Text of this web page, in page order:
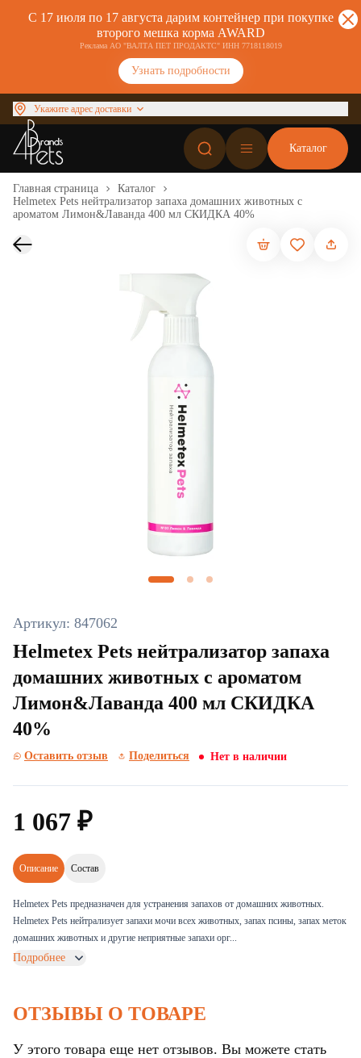
С 17 июля по 17 августа дарим контейнер при покупке
второго мешка корма AWARD
Реклама АО "ВАЛТА ПЕТ ПРОДАКТС" ИНН 7718118019
Узнать подробности
Укажите адрес доставки
Каталог
Главная страница
Каталог
Helmetex Pets нейтрализатор запаха домашних животных с
ароматом Лимон&Лаванда 400 мл СКИДКА 40%
Артикул: 847062
Helmetex Pets нейтрализатор запаха
домашних животных с ароматом
Лимон&Лаванда 400 мл СКИДКА
40%
Оставить отзыв Поделиться Нет в наличии
1 067 ₽
Описание Состав
Helmetex Pets предназначен для устранения запахов от домашних животных.
Helmetex Pets нейтрализует запахи мочи всех животных, запах псины, запах меток
домашних животных и другие неприятные запахи орг...
Подробнее
ОТЗЫВЫ О ТОВАРЕ
У этого товара еще нет отзывов. Вы можете стать